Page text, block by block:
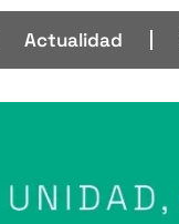
Actualidad